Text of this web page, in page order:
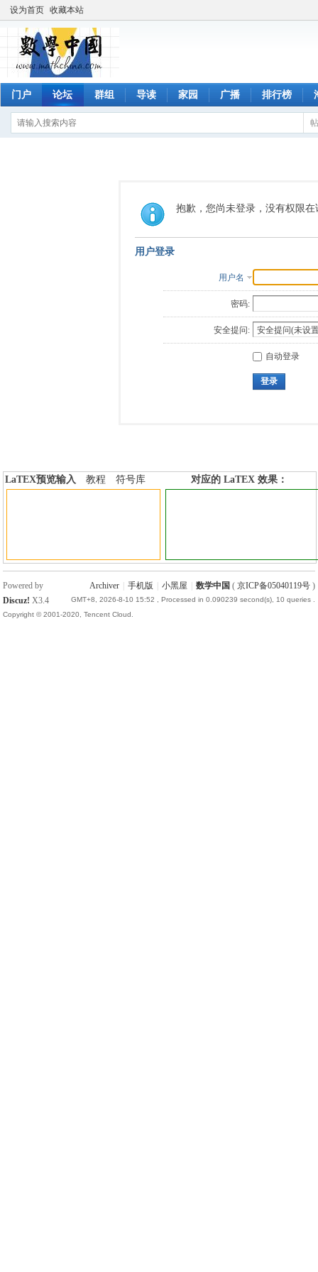
设为首页 收藏本站
门户 论坛 群组 导读 家园 广播 排行榜
抱歉，您尚未登录，没有权限在
用户登录
用户名
密码:
安全提问:
自动登录
登录
LaTEX预览输入 教程
符号库
对应的 LaTEX 效果：
Archiver 手机版 小黑屋 数学中国 ( 京ICP备05040119号)
GMT+8, 2026-8-10 15:52 , Processed in 0.090239 second(s), 10 queries .
Powered by
Discuz! X3.4
Copyright © 2001-2020, Tencent Cloud.